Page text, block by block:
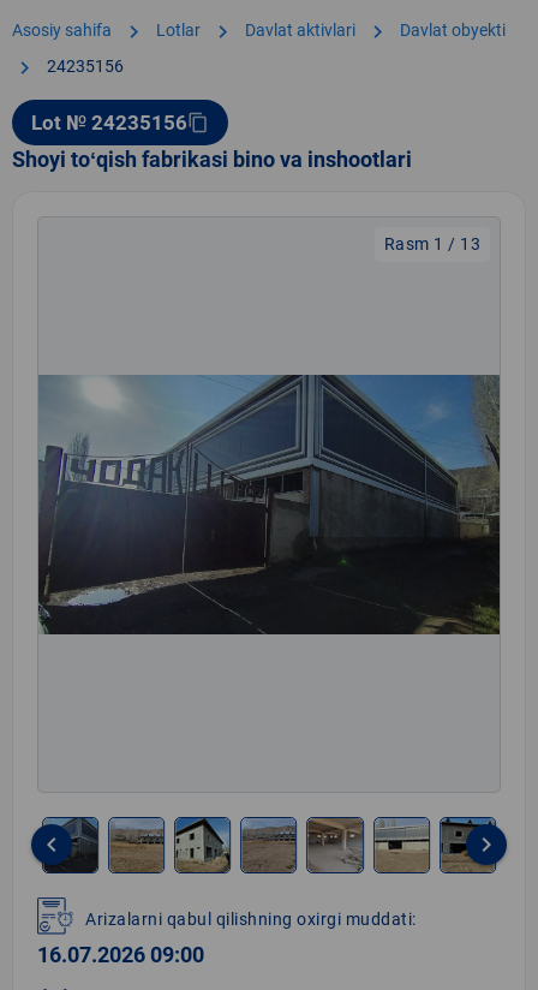
Asosiy sahifa chevron_right Lotlar chevron_right Davlat aktivlari chevron_right Davlat obyekti
chevron_right 24235156
Lot № 24235156content_copy
Shoyi toʻqish fabrikasi bino va inshootlari
Rasm 1 / 13
1
of
13
keyboard_arrow_left keyboard_arrow_right
Arizalarni qabul qilishning oxirgi muddati:
16.07.2026 09:00